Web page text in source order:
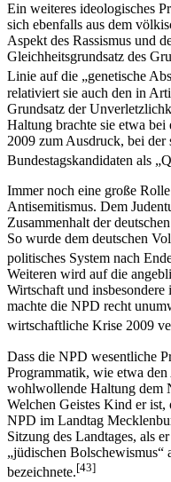
Ein weiteres ideologisches
sich ebenfalls aus dem
Aspekt des Rassismus und
Gleichheitsgrundsatz des
Linie auf die „genetische
relativiert sie auch den in
Grundsatz der
Haltung brachte sie etwa
2009 zum Ausdruck, bei
Bundestagskandidaten als
Immer noch eine große
Antisemitismus. Dem
Zusammenhalt der
So wurde dem deutschen
politisches System nach
Weiteren wird auf die
Wirtschaft und
machte die NPD recht
wirtschaftliche Krise 2009
Dass die NPD wesentliche
Programmatik, wie etwa
wohlwollende Haltung dem
Welchen Geistes Kind er
NPD im Landtag
Sitzung des Landtages, als
„jüdischen Bolschewismus“
bezeichnete.[43]